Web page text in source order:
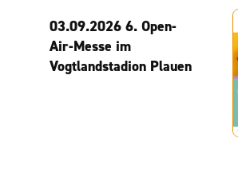
03.09.2026 6. Open-
Air-Messe im
Vogtlandstadion Plauen